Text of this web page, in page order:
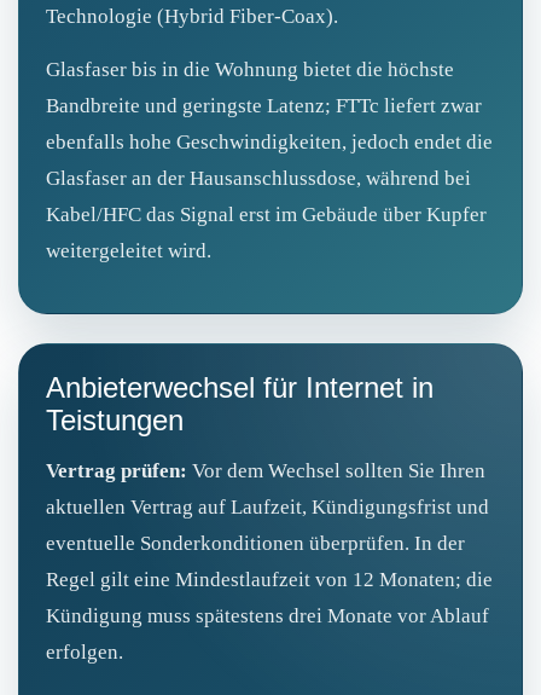
Technologie (Hybrid Fiber‑Coax).
Glasfaser bis in die Wohnung bietet die höchste
Bandbreite und geringste Latenz; FTTc liefert zwar
ebenfalls hohe Geschwindigkeiten, jedoch endet die
Glasfaser an der Hausanschlussdose, während bei
Kabel/HFC das Signal erst im Gebäude über Kupfer
weitergeleitet wird.
Anbieterwechsel für Internet in
Teistungen
Vertrag prüfen: Vor dem Wechsel sollten Sie Ihren
aktuellen Vertrag auf Laufzeit, Kündigungsfrist und
eventuelle Sonderkonditionen überprüfen. In der
Regel gilt eine Mindestlaufzeit von 12 Monaten; die
Kündigung muss spätestens drei Monate vor Ablauf
erfolgen.